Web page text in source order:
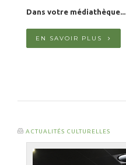
Dans votre médiathèque...
EN SAVOIR PLUS
ACTUALITÉS CULTURELLES